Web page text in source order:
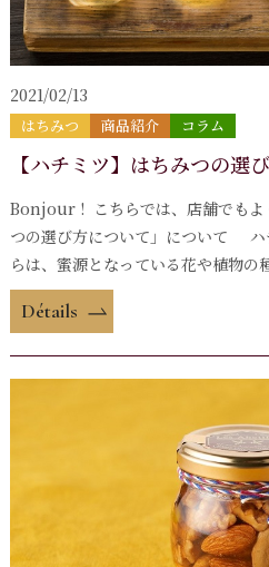
2021/02/13
はちみつ 商品紹介 コラム
【ハチミツ】はちみつの選
Bonjour ! こちらでは、店舗でもよ
つの選び方について」について ハ
らは、蜜源となっている花や植物
Détails